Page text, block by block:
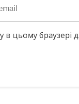
в цьому браузері